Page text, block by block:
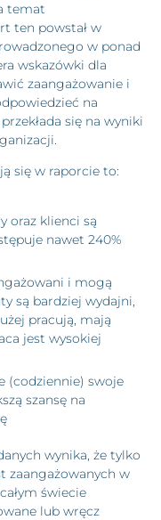
temat
ten powstał w
w ponad
wskazówki dla
zaangażowanie i
na
się na wyniki
się w raporcie to:
oraz klienci są
nawet 240%
i mogą
są bardziej wydajni,
pracują, mają
jest wysokiej
(codziennie) swoje
szansę na
wynika, że tylko
zaangażowanych w
świecie
lub wręcz